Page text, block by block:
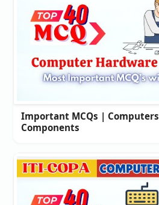
Important MCQs |
Components